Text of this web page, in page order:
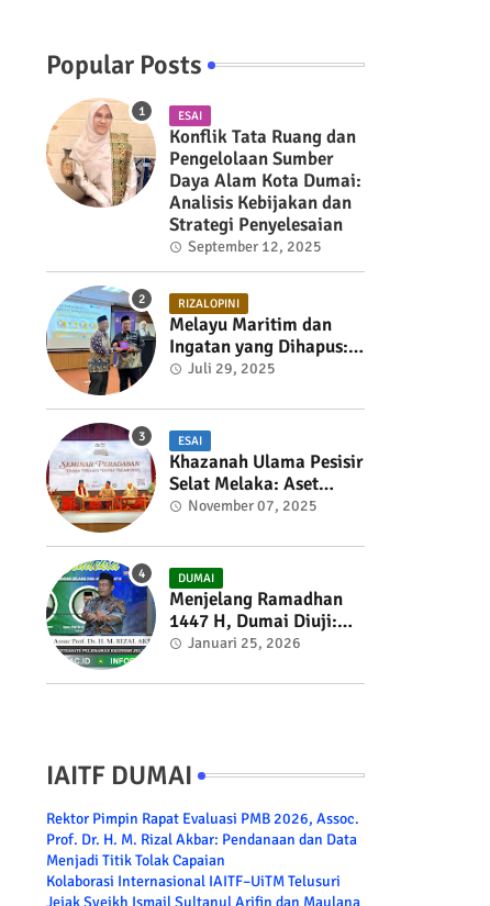
Popular Posts
ESAI
Konflik Tata Ruang dan
Pengelolaan Sumber
Daya Alam Kota Dumai:
Analisis Kebijakan dan
Strategi Penyelesaian
September 12, 2025
RIZALOPINI
Melayu Maritim dan
Ingatan yang Dihapus:
Membangun Kembali
Selat Melaka
Juli 29, 2025
ESAI
Khazanah Ulama Pesisir
Selat Melaka: Aset
Strategis Tamadun
November 07, 2025
DUMAI
Menjelang Ramadhan
1447 H, Dumai Diuji:
Saat APBD Tertahan,
Januari 25, 2026
IAITF DUMAI
Rektor Pimpin Rapat Evaluasi PMB 2026, Assoc.
Prof. Dr. H. M. Rizal Akbar: Pendanaan dan Data
Menjadi Titik Tolak Capaian
Kolaborasi Internasional IAITF–UiTM Telusuri
Jejak Syeikh Ismail Sultanul Arifin dan Maulana